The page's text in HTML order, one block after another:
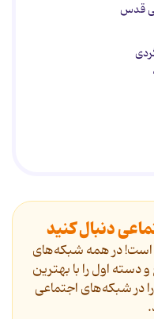
قدس
دنبال کنید
است! در همه شبکه‌های
دسته اول را با بهترین
در شبکه‌های اجتماعی